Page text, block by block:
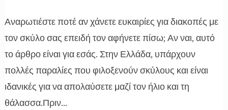
Αναρωτιέστε ποτέ αν χάνετε ευκαιρίες για διακοπές με
τον σκύλο σας επειδή τον αφήνετε πίσω; Αν ναι, αυτό
το άρθρο είναι για εσάς. Στην Ελλάδα, υπάρχουν
πολλές παραλίες που φιλοξενούν σκύλους και είναι
ιδανικές για να απολαύσετε μαζί τον ήλιο και τη
θάλασσα.Πριν...